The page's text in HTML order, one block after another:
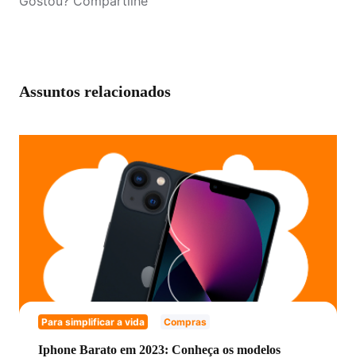
Assuntos relacionados
Para simplificar a vida Compras
Iphone Barato em 2023: Conheça os modelos